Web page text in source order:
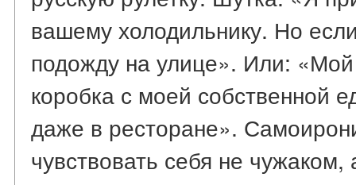
вашему холодильнику. Но
подожду на улице». Или:
коробка с моей собственной
даже в ресторане».
чувствовать себя не